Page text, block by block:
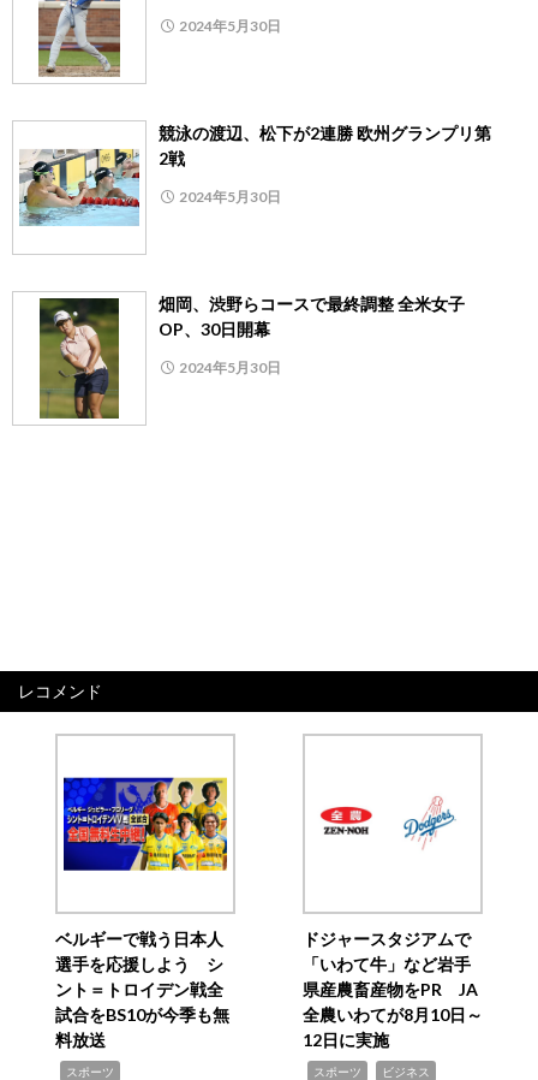
2024年5月30日
競泳の渡辺、松下が2連勝 欧州グランプリ第
2戦
2024年5月30日
畑岡、渋野らコースで最終調整 全米女子
OP、30日開幕
2024年5月30日
レコメンド
ベルギーで戦う日本人
選手を応援しよう シ
ント＝トロイデン戦全
試合をBS10が今季も無
料放送
スポーツ
ドジャースタジアムで
「いわて牛」など岩手
県産農畜産物をPR JA
全農いわてが8月10日～
12日に実施
スポーツ ビジネス